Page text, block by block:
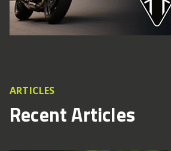
ARTICLES
Recent Articles